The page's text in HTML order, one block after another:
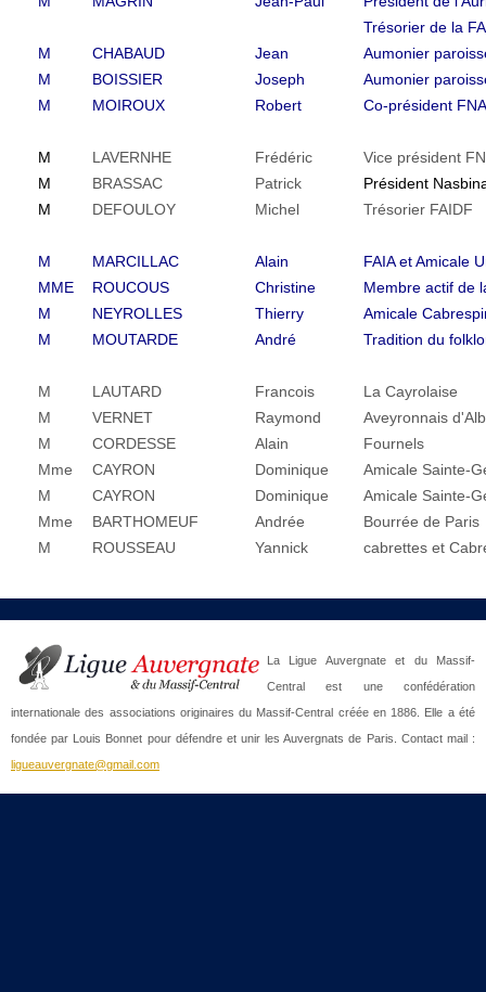
Trésorier de la
M
CHABAUD Jean
Aumonier
M
BOISSIER Joseph
Aumonier
M
MOIROUX Robert Co-président
M LAVERNHE Frédéric
Vice président
M
BRASSAC Patrick
Président
M
DEFOULOY Michel Trésorier FAIDF
M MARCILLAC Alain
FAIA et Amicale
MME
ROUCOUS Christine
Membre actif de
M
NEYROLLES Thierry
Amicale
M
MOUTARDE André Tradition du
M LAUTARD Francois
La Cayrolaise
M
VERNET Raymond
Aveyronnais
M
CORDESSE Alain
Fournels
Mme
CAYRON Dominique
Amicale Sainte-
M
CAYRON Dominique
Amicale Sainte-
Mme
BARTHOMEUF Andrée
Bourrée de Paris
M
ROUSSEAU Yannick cabrettes et
La Ligue Auvergnate et du Massif-
Central est une confédération
internationale des associations originaires du Massif-Central créée en 1886. Elle a été
fondée par Louis Bonnet pour défendre et unir les Auvergnats de Paris. Contact mail :
ligueauvergnate@gmail.com